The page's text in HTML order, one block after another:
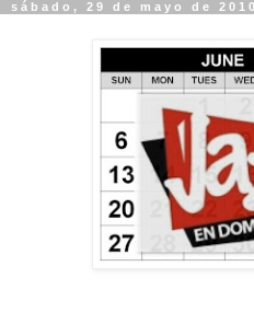
sábado, 29 de mayo de 2010